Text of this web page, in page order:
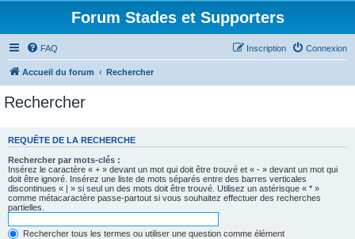
Forum Stades et Supporters
FAQ Connexion
Inscription
Accueil du forum Rechercher
Rechercher
REQUÊTE DE LA RECHERCHE
Rechercher par mots-clés :
Insérez le caractère « + » devant un mot qui doit être trouvé et « - » devant un mot qui
doit être ignoré. Insérez une liste de mots séparés entre des barres verticales
discontinues « | » si seul un des mots doit être trouvé. Utilisez un astérisque « * »
comme métacaractère passe-partout si vous souhaitez effectuer des recherches
partielles.
Rechercher tous les termes ou utiliser une question comme élément